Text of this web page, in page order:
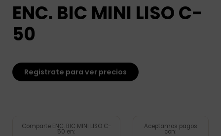
ENC. BIC MINI LISO C-
50
Registrate para ver precios
Comparte ENC. BIC MINI LISO C-
50 en:
Aceptamos pagos
con: